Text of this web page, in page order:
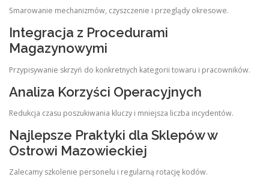
Smarowanie mechanizmów, czyszczenie i przeglądy okresowe.
Integracja z Procedurami
Magazynowymi
Przypisywanie skrzyń do konkretnych kategorii towaru i pracowników.
Analiza Korzyści Operacyjnych
Redukcja czasu poszukiwania kluczy i mniejsza liczba incydentów.
Najlepsze Praktyki dla Sklepów w
Ostrowi Mazowieckiej
Zalecamy szkolenie personelu i regularną rotację kodów.